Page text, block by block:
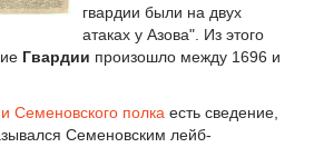
гвардии были на двух
атаках у Азова". Из этого
Гвардии произошло между 1696 и
Семеновского полка есть сведение,
Семеновским лейб-